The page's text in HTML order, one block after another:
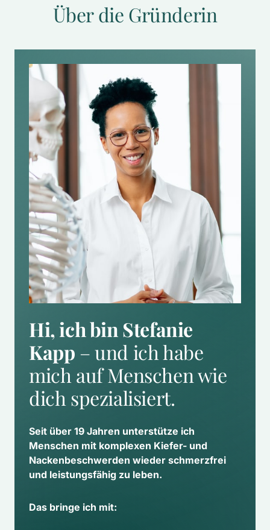
Über die Gründerin
Hi, ich bin Stefanie
Kapp – und ich habe
mich auf Menschen wie
dich spezialisiert.
Seit über 19 Jahren unterstütze ich
Menschen mit komplexen Kiefer- und
Nackenbeschwerden wieder schmerzfrei
und leistungsfähig zu leben.
Das bringe ich mit: